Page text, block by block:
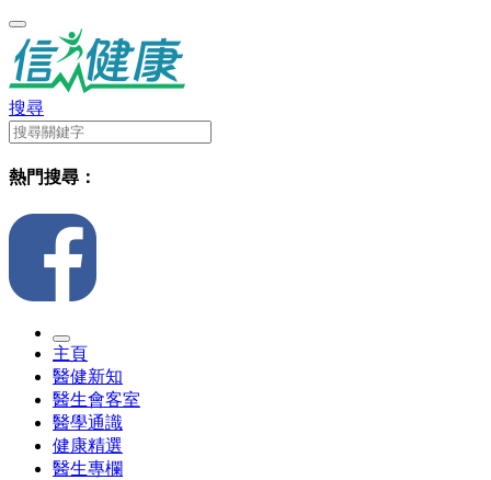
搜尋
熱門搜尋：
主頁
醫健新知
醫生會客室
醫學通識
健康精選
醫生專欄